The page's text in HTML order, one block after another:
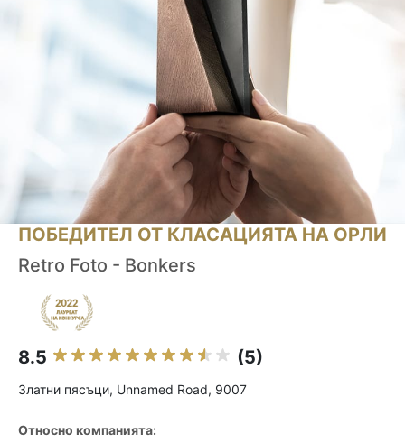
ПОБЕДИТЕЛ ОТ КЛАСАЦИЯТА НА ОРЛИ
Retro Foto - Bonkers
8.5 (5)
Златни пясъци, Unnamed Road, 9007
Относно компанията: